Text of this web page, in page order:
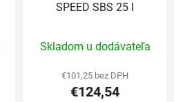
SPEED SBS 25 l
hodnotenie
produktu
je
Skladom u dodávateľa
€101,25 bez DPH
€124,54